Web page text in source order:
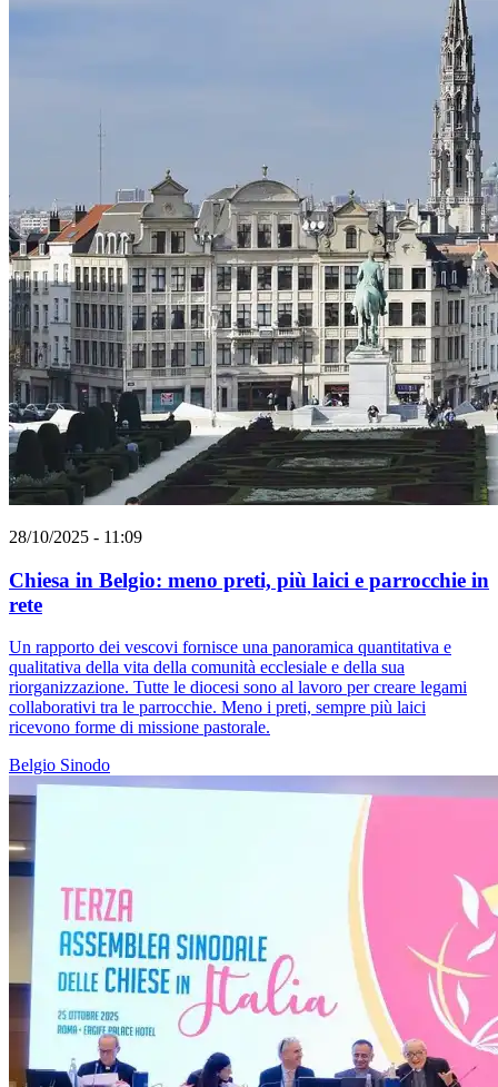
28/10/2025 - 11:09
Chiesa in Belgio: meno preti, più laici e parrocchie in
rete
Un rapporto dei vescovi fornisce una panoramica quantitativa e
qualitativa della vita della comunità ecclesiale e della sua
riorganizzazione. Tutte le diocesi sono al lavoro per creare legami
collaborativi tra le parrocchie. Meno i preti, sempre più laici
ricevono forme di missione pastorale.
Belgio Sinodo